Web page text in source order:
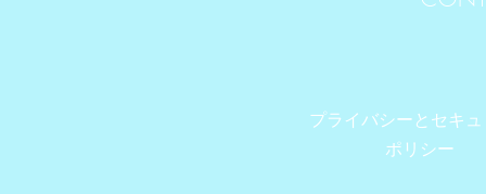
プライバシーとセキ
ポリシー